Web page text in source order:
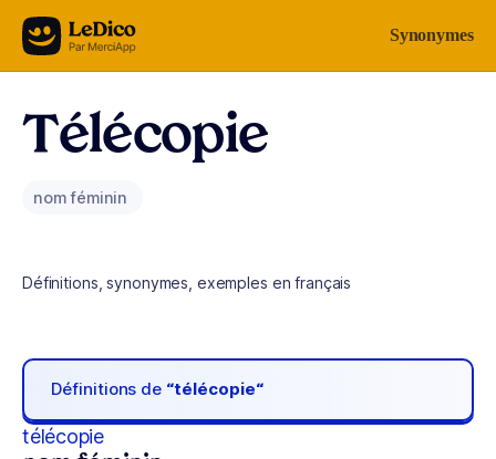
Aller au contenu Synonymes
Télécopie
nom féminin
Définitions, synonymes, exemples en français
Définitions de “télécopie“
télécopie